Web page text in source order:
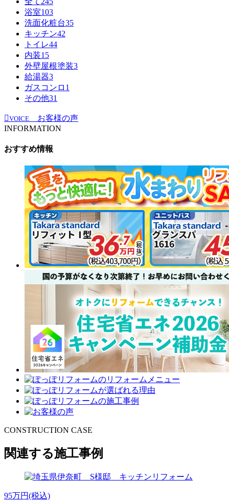
浴室103
洗面化粧台35
キッチン42
トイレ44
内装15
外壁屋根塗装3
給湯器3
ガスコンロ 1
その他31
VOICE
お客様の声
INFORMATION
おすすめ情報
CONSTRUCTION CASE
関連する施工事例
95万円(税込)